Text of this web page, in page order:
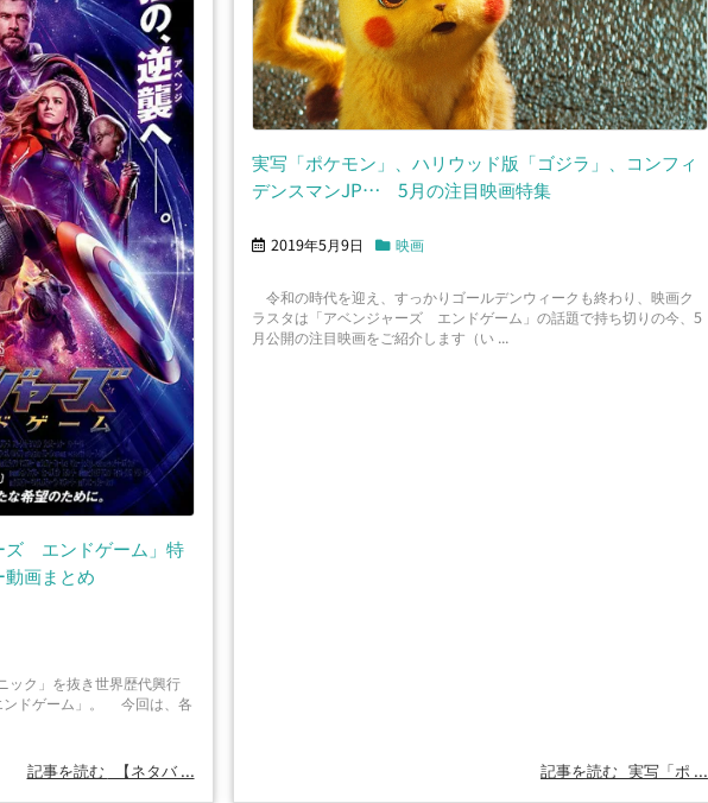
ズ エンドゲーム」特
画まとめ
ック」を抜き世界歴代興行
ドゲーム」。 今回は、各
記事を読む 【ネタバ ...
実写「ポケモン」、ハリウッド版「ゴジラ」、コンフィ
デンスマンJP… 5月の注目映画特集
2019年5月9日 映画
令和の時代を迎え、すっかりゴールデンウィークも終わり、映画ク
ラスタは「アベンジャーズ エンドゲーム」の話題で持ち切りの今、5
月公開の注目映画をご紹介します（い ...
記事を読む 実写「ポ ...